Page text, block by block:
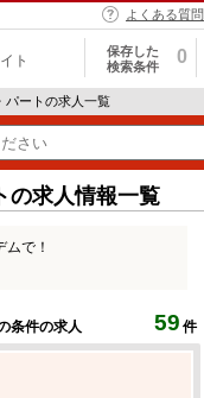
よくある質問
ト
保存した
検索条件
0
パートの求人一覧
の求人情報一覧
で！
条件の求人 59 件